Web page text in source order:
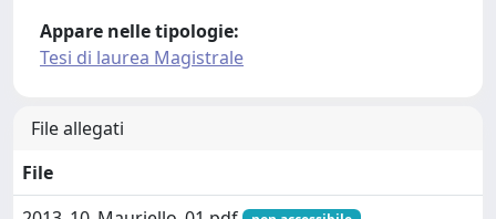
Appare nelle tipologie:
Tesi di laurea Magistrale
File allegati
File